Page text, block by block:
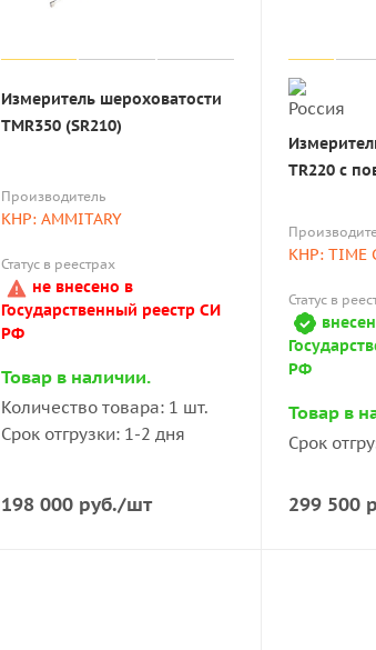
Измеритель шероховатости
TMR350 (SR210)
Производитель
КНР: AMMITARY
Статус в реестрах
не внесено в
Государственный реестр СИ
РФ
Товар в наличии.
Количество товара: 1 шт.
Срок отгрузки: 1-2 дня
198 000руб./шт
TR220 с
КНР: TIME
Статус в
РФ
Товар в
Срок
299 500